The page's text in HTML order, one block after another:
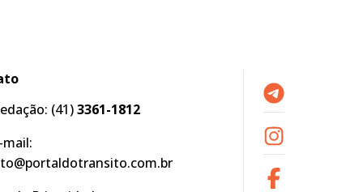
(41)3361-1812